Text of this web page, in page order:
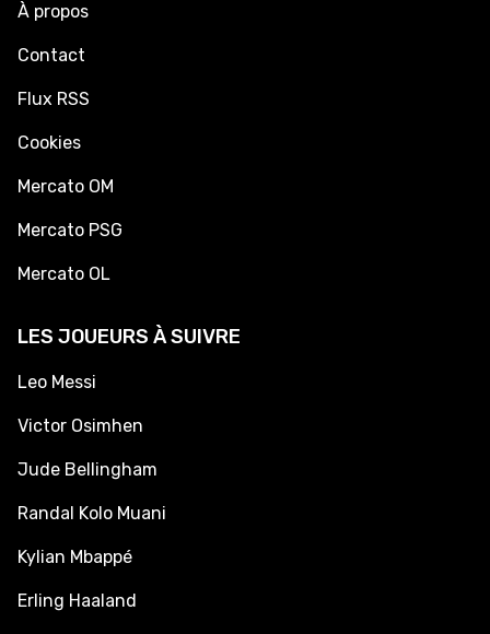
À propos
Contact
Flux RSS
Cookies
Mercato OM
Mercato PSG
Mercato OL
LES JOUEURS À SUIVRE
Leo Messi
Victor Osimhen
Jude Bellingham
Randal Kolo Muani
Kylian Mbappé
Erling Haaland